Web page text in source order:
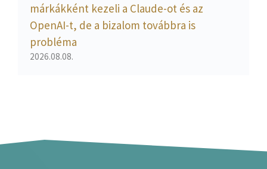
márkákként kezeli a Claude-ot és az
OpenAI-t, de a bizalom továbbra is
probléma
2026.08.08.